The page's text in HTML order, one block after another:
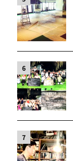
6
7